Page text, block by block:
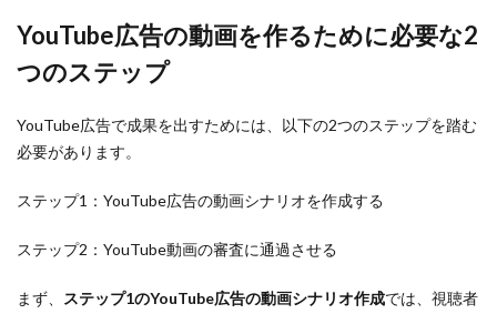
YouTube広告の動画を作るために必要な2
つのステップ
YouTube広告で成果を出すためには、以下の2つのステップを踏む
必要があります。
ステップ1：YouTube広告の動画シナリオを作成する
ステップ2：YouTube動画の審査に通過させる
まず、 ステップ1のYouTube広告の動画シナリオ作成では、視聴者